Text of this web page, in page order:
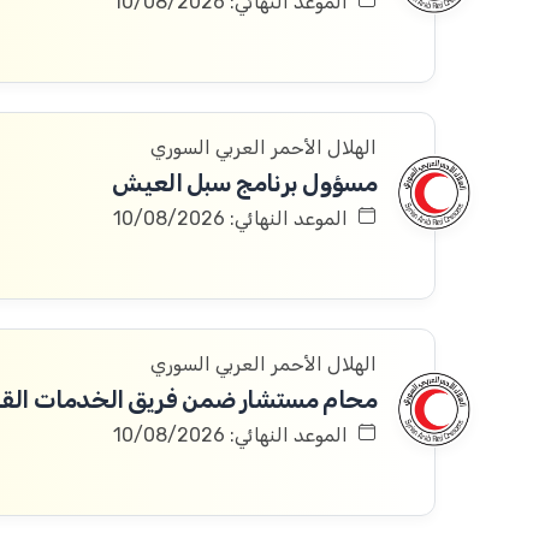
الهلال الأحمر العربي السوري
مسؤول برنامج سبل العيش
الموعد النهائي: 10/08/2026
الهلال الأحمر العربي السوري
محام مستشار ضمن فريق الخدمات
الموعد النهائي: 10/08/2026